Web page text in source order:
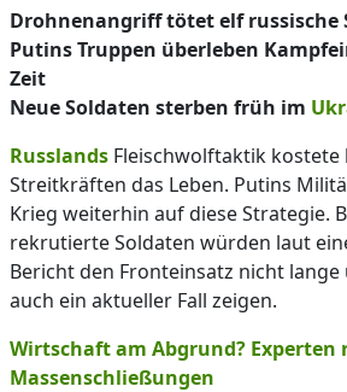
Drohnenangriff tötet elf
Putins Truppen überleben
Zeit
Neue Soldaten sterben früh im
Russlands Fleischwolftaktik kostete
Streitkräften das Leben. Putins
Krieg weiterhin auf diese Strategie.
rekrutierte Soldaten würden laut
Bericht den Fronteinsatz nicht lange
auch ein aktueller Fall zeigen.
Wirtschaft am Abgrund? Experten
Massenschließungen